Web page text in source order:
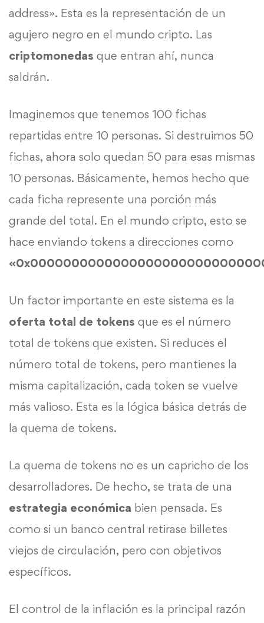
address». Esta es la representación de un
agujero negro en el mundo cripto. Las
criptomonedas que entran ahí, nunca
saldrán.
Imaginemos que tenemos 100 fichas
repartidas entre 10 personas. Si destruimos 50
fichas, ahora solo quedan 50 para esas mismas
10 personas. Básicamente, hemos hecho que
cada ficha represente una porción más
grande del total. En el mundo cripto, esto se
hace enviando tokens a direcciones como
Un factor importante en este sistema es la
oferta total de tokens que es el número
total de tokens que existen. Si reduces el
número total de tokens, pero mantienes la
misma capitalización, cada token se vuelve
más valioso. Esta es la lógica básica detrás de
la quema de tokens.
La quema de tokens no es un capricho de los
desarrolladores. De hecho, se trata de una
estrategia económica bien pensada. Es
como si un banco central retirase billetes
viejos de circulación, pero con objetivos
específicos.
El control de la inflación es la principal razón